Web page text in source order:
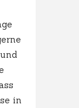
in